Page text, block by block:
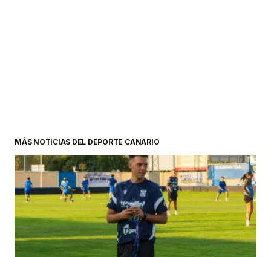
MÁS NOTICIAS DEL DEPORTE CANARIO